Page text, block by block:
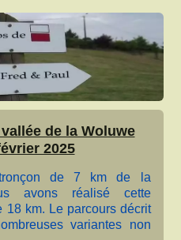
de la Woluwe
2025
de 7 km de la
avons réalisé cette
18 km. Le parcours décrit
variantes non